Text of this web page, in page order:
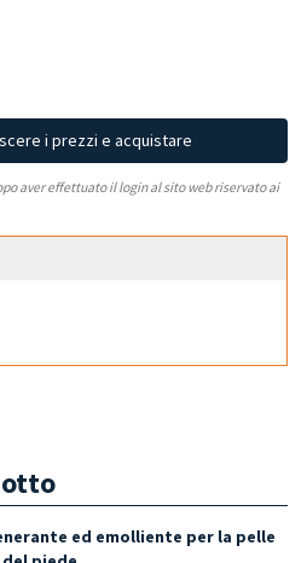
i prezzi e acquistare
aver effettuato il login al sito web riservato ai
ed emolliente per la pelle